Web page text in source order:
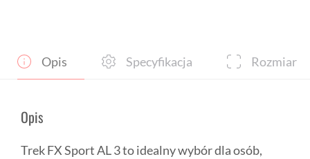
Opis Specyfikacja Rozmiar
Opis
Trek FX Sport AL 3 to idealny wybór dla osób,